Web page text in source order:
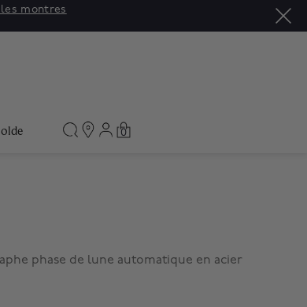
les montres
0
phase de lune automatique en acier